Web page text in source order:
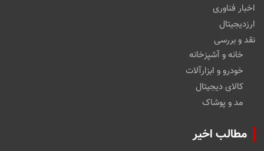
اخبار فناوری
ارزدیجیتال
نقد و بررسی
خانه و آشپزخانه
خودرو و ابزارآلات
کالای دیجیتال
مد و پوشاک
مطالب اخیر